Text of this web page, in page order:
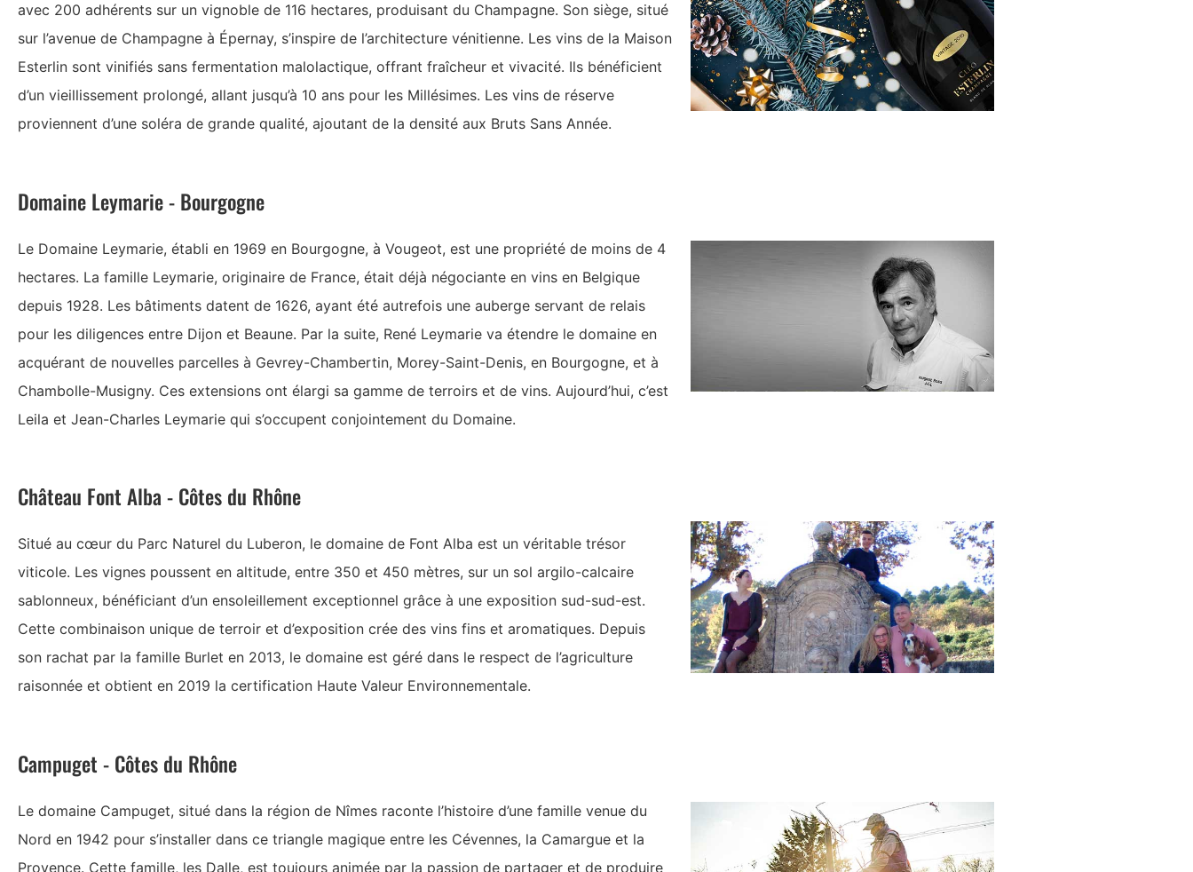
avec 200 adhérents sur un vignoble de 116 hectares, produisant du Champagne. Son siège, situé
sur l’avenue de Champagne à Épernay, s’inspire de l’architecture vénitienne. Les vins de la Maison
Esterlin sont vinifiés sans fermentation malolactique, offrant fraîcheur et vivacité. Ils bénéficient
d’un vieillissement prolongé, allant jusqu’à 10 ans pour les Millésimes. Les vins de réserve
proviennent d’une soléra de grande qualité, ajoutant de la densité aux Bruts Sans Année.
Domaine Leymarie - Bourgogne
Le Domaine Leymarie, établi en 1969 en Bourgogne, à Vougeot, est une propriété de moins de 4
hectares. La famille Leymarie, originaire de France, était déjà négociante en vins en Belgique
depuis 1928. Les bâtiments datent de 1626, ayant été autrefois une auberge servant de relais
pour les diligences entre Dijon et Beaune. Par la suite, René Leymarie va étendre le domaine en
acquérant de nouvelles parcelles à Gevrey-Chambertin, Morey-Saint-Denis, en Bourgogne, et à
Chambolle-Musigny. Ces extensions ont élargi sa gamme de terroirs et de vins. Aujourd’hui, c’est
Leila et Jean-Charles Leymarie qui s’occupent conjointement du Domaine.
Château Font Alba - Côtes du Rhône
Situé au cœur du Parc Naturel du Luberon, le domaine de Font Alba est un véritable trésor
viticole. Les vignes poussent en altitude, entre 350 et 450 mètres, sur un sol argilo-calcaire
sablonneux, bénéficiant d’un ensoleillement exceptionnel grâce à une exposition sud-sud-est.
Cette combinaison unique de terroir et d’exposition crée des vins fins et aromatiques. Depuis
son rachat par la famille Burlet en 2013, le domaine est géré dans le respect de l’agriculture
raisonnée et obtient en 2019 la certification Haute Valeur Environnementale.
Campuget - Côtes du Rhône
Le domaine Campuget, situé dans la région de Nîmes raconte l’histoire d’une famille venue du
Nord en 1942 pour s’installer dans ce triangle magique entre les Cévennes, la Camargue et la
Provence. Cette famille, les Dalle, est toujours animée par la passion de partager et de produire